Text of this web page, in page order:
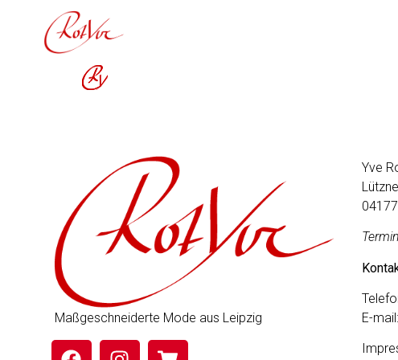
springen
Maßgeschneiderte Mode aus Leipzig
Yve
E-mail: